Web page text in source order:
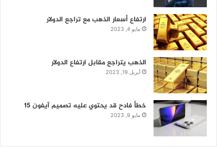
ارتفاع أسعار الذهب مع تراجع الدولار
مايو 4, 2023
الذهب يتراجع مقابل ارتفاع الدولار
أبريل 19, 2023
خطأ فادح قد يحتوي عليه تصميم آيفون 15
مايو 9, 2023